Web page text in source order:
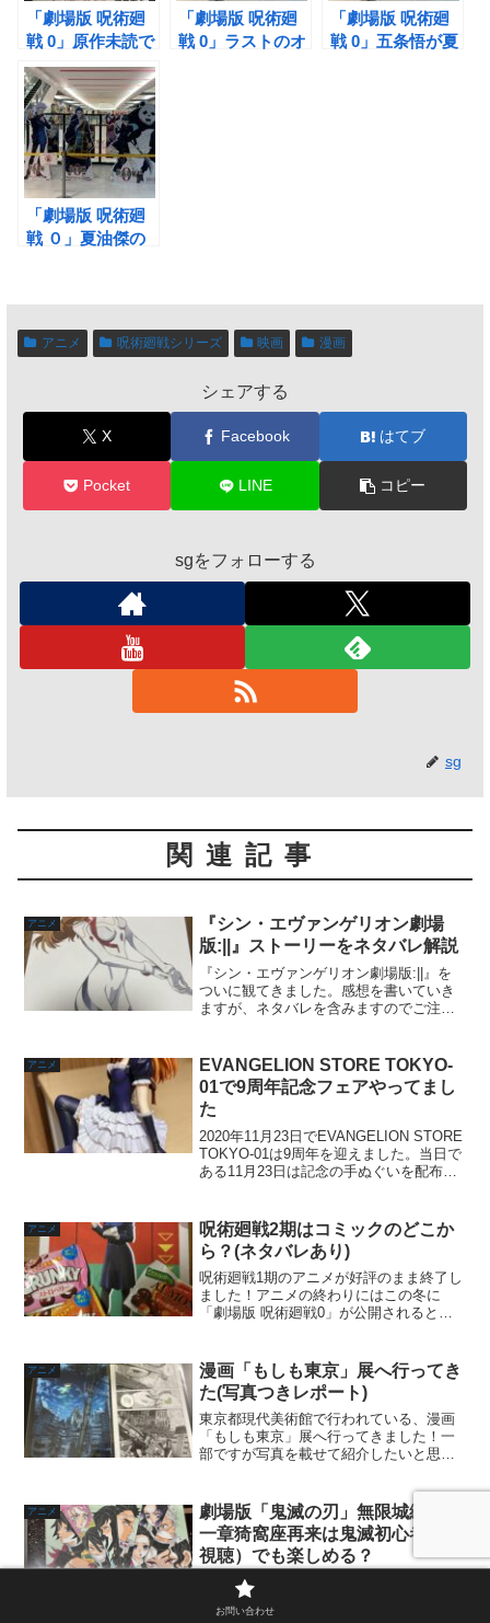
「劇場版 呪術廻
戦 0」原作未読で
も楽しめる？予習
しておくべき前知
識
「劇場版 呪術廻
戦 0」ラストのオ
「劇場版 呪術廻
戦 0」五条悟が夏
「劇場版 呪術廻
戦 ０」夏油傑の
ったのか？（ネタ
バレ）
アニメ 呪術廻戦シリーズ 映画 漫画
シェアする
X Facebook はてブ
Pocket LINE コピー
sgをフォローする
sg
関連記事
アニメ
『シン・エヴァンゲリオン劇場
版:||』ストーリーをネタバレ解説
『シン・エヴァンゲリオン劇場版:||』を
ついに観てきました。感想を書いていき
ますが、ネタバレを含みますのでご注意
で映画に行く予定があるのであれば、ネ
タバレを観ずに行って...
アニメ
EVANGELION STORE TOKYO-
01で9周年記念フェアやってまし
た
2020年11月23日でEVANGELION STORE
TOKYO-01は9周年を迎えました。当日で
ある11月23日は記念の手ぬぐいを配布し
先日池袋へ用事があったので...
アニメ
呪術廻戦2期はコミックのどこか
ら？(ネタバレあり)
呪術廻戦1期のアニメが好評のまま終了し
ました！アニメの終わりにはこの冬に
「劇場版 呪術廻戦0」が公開されるとい
てます。この人気っぷりですと、そう遠
くない日に2期も必ず放...
アニメ
漫画「もしも東京」展へ行ってき
た(写真つきレポート)
東京都現代美術館で行われている、漫画
「もしも東京」展へ行ってきました！一
部ですが写真を載せて紹介したいと思い
都と公益財団法人東京都歴史文化財団ア
ーツカウシル東京が主催するTokyo Tokyo
FESTI...
アニメ
劇場版「鬼滅の刃」無限城編 第
一章猗窩座再来は鬼滅初心者（未
視聴）でも楽しめる？
この記事では劇場版「鬼滅の刃」無限城
編 第一章猗窩座再来は作品未視聴でも楽
しめるのか？をご紹介します。また、作
お問い合わせ